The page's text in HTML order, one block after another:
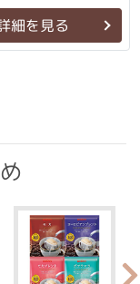
細を見る